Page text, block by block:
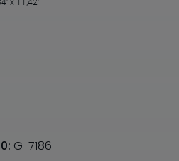
G-7186